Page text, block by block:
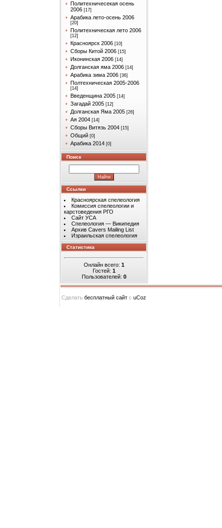
Политехничесекая осень
2006 [17]
Арабика лето-осень 2006
[20]
Политехническая лето 2006
[12]
Красноярск 2006 [10]
Сборы Китой 2006 [15]
Иконинская 2006 [14]
Долганская яма 2006 [14]
Арабика зима 2006 [36]
Полтехническая 2005-2006
[14]
Введенщина 2005 [14]
Загадай 2005 [12]
Долганская Яма 2005 [26]
Ая 2004 [14]
Сборы Витязь 2004 [15]
Общий [0]
Арабика 2014 [0]
Поиск
Ссылки
Красноярская спелеология
Комиссия спелеологии и
карстоведения РГО
Сайт УСА
Спелеология — Википедия
Архив Cavers Mailing List
Израильская спелеология
Статистика
Онлайн всего: 1
Гостей: 1
Пользователей: 0
Сделать бесплатный сайт с uCoz